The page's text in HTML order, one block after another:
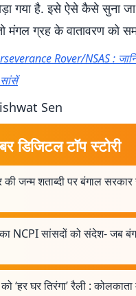
गया है. इसे ऐसे कैसे सुना जा
मंगल ग्रह के वातावरण को
Rover/NSAS :
Sen
डिजिटल टॉप स्टोरी
की जन्म शताब्दी पर बंगाल
का NCPI सांसदों को संदेश- जब
‘हर घर तिरंगा’ रैली :